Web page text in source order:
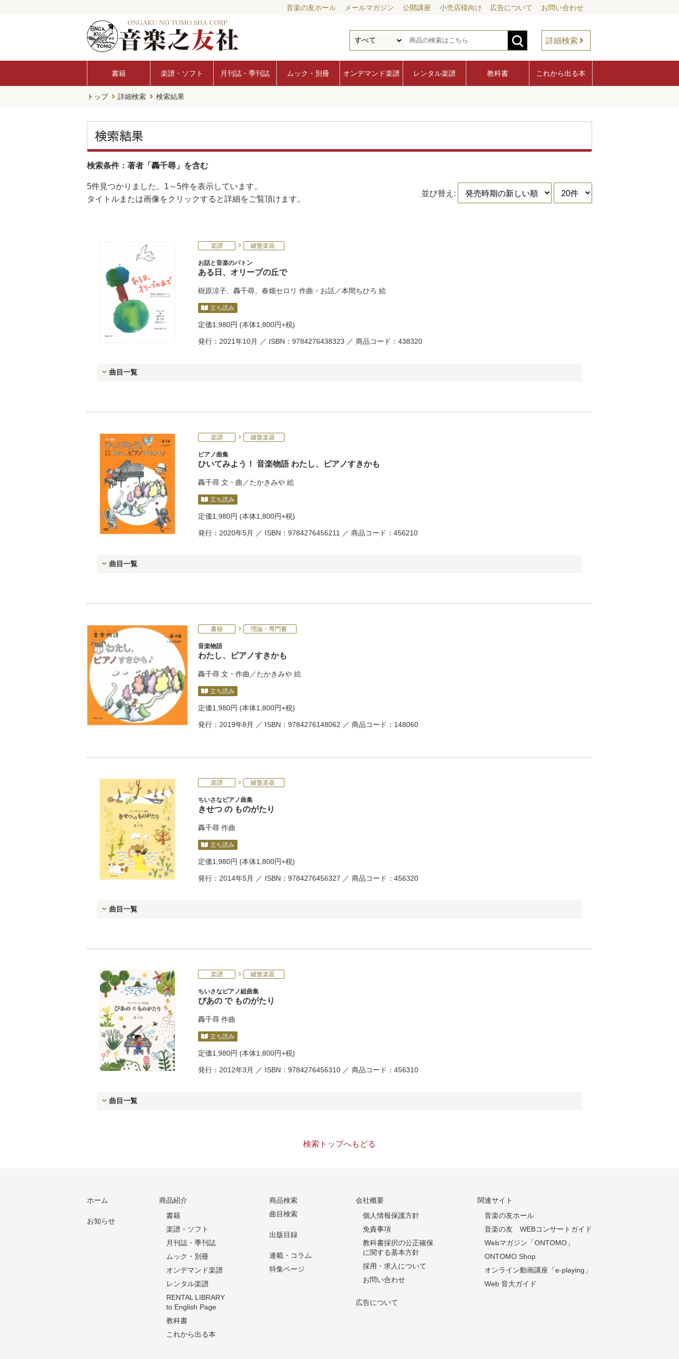
音楽の友ホール メールマガジン 公開講座 小売店様向け 広告について お問い合わせ
詳細検索
書籍 楽譜・ソフト 月刊誌・季刊誌 ムック・別冊 オンデマンド楽譜 レンタル楽譜 教科書 これから出る本
トップ 詳細検索 検索結果
検索結果
検索条件：著者「轟千尋」を含む
5件見つかりました。 1～5件を表示しています。
タイトルまたは画像をクリックすると詳細をご覧頂けます。
並び替え:
楽譜 鍵盤楽器
お話と音楽のバトン
ある日、オリーブの丘で
樹原涼子 轟千尋 春畑セロリ 作曲・お話／本間ちひろ 絵
立ち読み
定価1,980円 (本体1,800円+税)
発行：2021年10月 ／ ISBN：9784276438323 ／ 商品コード：438320
曲目一覧
楽譜 鍵盤楽器
ピアノ曲集
ひいてみよう！ 音楽物語 わたし、ピアノすきかも
轟千尋 文・曲／たかきみや 絵
立ち読み
定価1,980円 (本体1,800円+税)
発行：2020年5月 ／ ISBN：9784276456211 ／ 商品コード：456210
曲目一覧
書籍 理論・専門書
音楽物語
わたし、ピアノすきかも
轟千尋 文・作曲／たかきみや 絵
立ち読み
定価1,980円 (本体1,800円+税)
発行：2019年8月 ／ ISBN：9784276148062 ／ 商品コード：148060
楽譜 鍵盤楽器
ちいさなピアノ曲集
きせつ の ものがたり
轟千尋 作曲
立ち読み
定価1,980円 (本体1,800円+税)
発行：2014年5月 ／ ISBN：9784276456327 ／ 商品コード：456320
曲目一覧
楽譜 鍵盤楽器
ちいさなピアノ組曲集
ぴあの で ものがたり
轟千尋 作曲
立ち読み
定価1,980円 (本体1,800円+税)
発行：2012年3月 ／ ISBN：9784276456310 ／ 商品コード：456310
曲目一覧
検索トップへもどる
ホーム
お知らせ
商品紹介
書籍
楽譜・ソフト
月刊誌・季刊誌
ムック・別冊
オンデマンド楽譜
レンタル楽譜
RENTAL LIBRARY
to English Page
教科書
これから出る本
商品検索
曲目検索
出版目録
連載・コラム
特集ページ
会社概要
個人情報保護方針
免責事項
教科書採択の公正確保
に関する基本方針
採用・求人について
お問い合わせ
広告について
関連サイト
音楽の友ホール
音楽の友 WEBコンサートガイド
Webマガジン「ONTOMO」
ONTOMO Shop
オンライン動画講座「e-playing」
Web 音大ガイド